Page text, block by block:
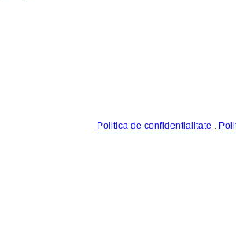
Politica de confidentialitate .